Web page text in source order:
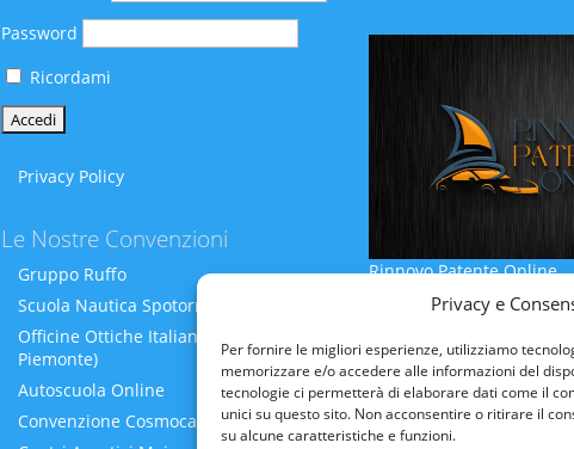
Privacy e
Per fornire le migliori esperienze, utilizziamo
memorizzare e/o accedere alle informazioni del
tecnologie ci permetterà di elaborare dati come il
unici su questo sito. Non acconsentire o ritirare il
su alcune caratteristiche e funzioni.
Password
Ricordami
Privacy Policy
Le Nostre Convenzioni
Gruppo Ruffo
Scuola Nautica Spotornoli
Officine Ottiche Italiane (Liguria-
Piemonte)
Autoscuola Online
Convenzione Cosmocare
Rinnovo Patente Online